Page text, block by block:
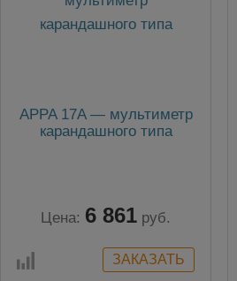
APPA 17A — мультиметр
карандашного типа
Цена: 6 861 руб.